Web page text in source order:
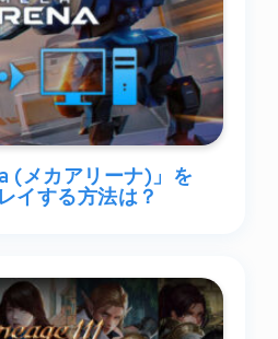
(メカアリーナ)」を
イする方法は？